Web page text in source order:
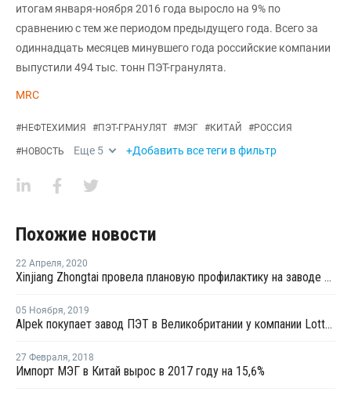
итогам января-ноября 2016 года выросло на 9% по
сравнению с тем же периодом предыдущего года. Всего за
одиннадцать месяцев минувшего года российские компании
выпустили 494 тыс. тонн ПЭТ-гранулята.
MRC
#НЕФТЕХИМИЯ #ПЭТ-ГРАНУЛЯТ #МЭГ #КИТАЙ #РОССИЯ
#НОВОСТЬ Еще 5 +Добавить все теги в фильтр
Похожие новости
22 Апреля, 2020
Xinjiang Zhongtai провела плановую профилактику на заводе ТФК в Китае
05 Ноября, 2019
Alpek покупает завод ПЭТ в Великобритании у компании Lotte Chemical
27 Февраля, 2018
Импорт МЭГ в Китай вырос в 2017 году на 15,6%